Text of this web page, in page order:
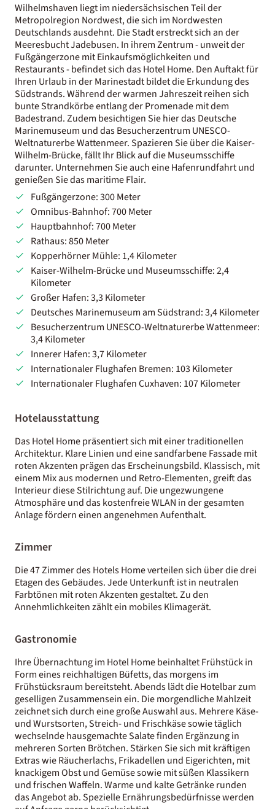
Wilhelmshaven liegt im niedersächsischen Teil der
Metropolregion Nordwest, die sich im Nordwesten
Deutschlands ausdehnt. Die Stadt erstreckt sich an der
Meeresbucht Jadebusen. In ihrem Zentrum - unweit der
Fußgängerzone mit Einkaufsmöglichkeiten und
Restaurants - befindet sich das Hotel Home. Den Auftakt für
Ihren Urlaub in der Marinestadt bildet die Erkundung des
Südstrands. Während der warmen Jahreszeit reihen sich
bunte Strandkörbe entlang der Promenade mit dem
Badestrand. Zudem besichtigen Sie hier das Deutsche
Marinemuseum und das Besucherzentrum UNESCO-
Weltnaturerbe Wattenmeer. Spazieren Sie über die Kaiser-
Wilhelm-Brücke, fällt Ihr Blick auf die Museumsschiffe
darunter. Unternehmen Sie auch eine Hafenrundfahrt und
genießen Sie das maritime Flair.
Fußgängerzone: 300 Meter
Omnibus-Bahnhof: 700 Meter
Hauptbahnhof: 700 Meter
Rathaus: 850 Meter
Kopperhörner Mühle: 1,4 Kilometer
Kaiser-Wilhelm-Brücke und Museumsschiffe: 2,4
Kilometer
Großer Hafen: 3,3 Kilometer
Deutsches Marinemuseum am Südstrand: 3,4 Kilometer
Besucherzentrum UNESCO-Weltnaturerbe Wattenmeer:
3,4 Kilometer
Innerer Hafen: 3,7 Kilometer
Internationaler Flughafen Bremen: 103 Kilometer
Internationaler Flughafen Cuxhaven: 107 Kilometer
Hotelausstattung
Das Hotel Home präsentiert sich mit einer traditionellen
Architektur. Klare Linien und eine sandfarbene Fassade mit
roten Akzenten prägen das Erscheinungsbild. Klassisch, mit
einem Mix aus modernen und Retro-Elementen, greift das
Interieur diese Stilrichtung auf. Die ungezwungene
Atmosphäre und das kostenfreie WLAN in der gesamten
Anlage fördern einen angenehmen Aufenthalt.
Zimmer
Die 47 Zimmer des Hotels Home verteilen sich über die drei
Etagen des Gebäudes. Jede Unterkunft ist in neutralen
Farbtönen mit roten Akzenten gestaltet. Zu den
Annehmlichkeiten zählt ein mobiles Klimagerät.
Gastronomie
Ihre Übernachtung im Hotel Home beinhaltet Frühstück in
Form eines reichhaltigen Büfetts, das morgens im
Frühstücksraum bereitsteht. Abends lädt die Hotelbar zum
geselligen Zusammensein ein. Die morgendliche Mahlzeit
zeichnet sich durch eine große Auswahl aus. Mehrere Käse-
und Wurstsorten, Streich- und Frischkäse sowie täglich
wechselnde hausgemachte Salate finden Ergänzung in
mehreren Sorten Brötchen. Stärken Sie sich mit kräftigen
Extras wie Räucherlachs, Frikadellen und Eigerichten, mit
knackigem Obst und Gemüse sowie mit süßen Klassikern
und frischen Waffeln. Warme und kalte Getränke runden
das Angebot ab. Spezielle Ernährungsbedürfnisse werden